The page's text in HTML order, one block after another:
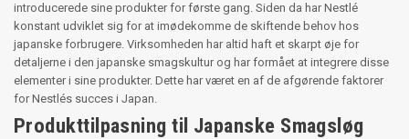
introducerede sine produkter for første gang. Siden da har Nestlé
konstant udviklet sig for at imødekomme de skiftende behov hos
japanske forbrugere. Virksomheden har altid haft et skarpt øje for
detaljerne i den japanske smagskultur og har formået at integrere disse
elementer i sine produkter. Dette har været en af de afgørende faktorer
for Nestlés succes i Japan.
Produkttilpasning til Japanske Smagsløg